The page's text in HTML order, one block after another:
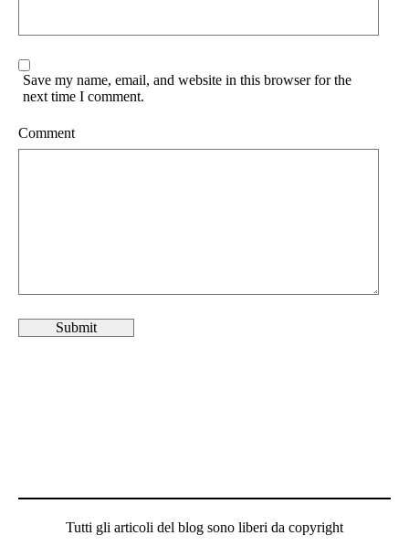
Save my name, email, and website in this browser for the
next time I comment.
Comment
Tutti gli articoli del blog sono liberi da copyright